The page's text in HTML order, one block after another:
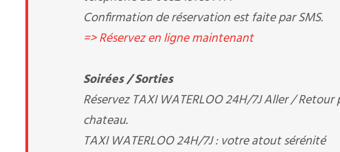
Confirmation de réservation est faite par SMS.
=> Réservez en ligne maintenant
Soirées / Sorties
Réservez TAXI WATERLOO 24H/7J Aller /
chateau.
TAXI WATERLOO 24H/7J : votre atout sérénité